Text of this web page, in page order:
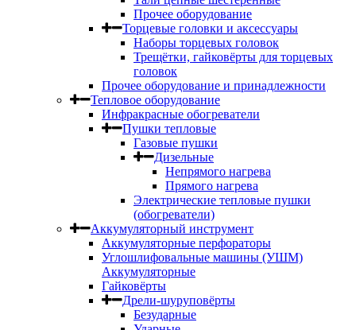
Прочее оборудование
Торцевые головки и аксессуары
Наборы торцевых головок
Трещётки, гайковёрты для торцевых
головок
Прочее оборудование и принадлежности
Тепловое оборудование
Инфракрасные обогреватели
Пушки тепловые
Газовые пушки
Дизельные
Непрямого нагрева
Прямого нагрева
Электрические тепловые пушки
(обогреватели)
Аккумуляторный инструмент
Аккумуляторные перфораторы
Углошлифовальные машины (УШМ)
Аккумуляторные
Гайковёрты
Дрели-шуруповёрты
Безударные